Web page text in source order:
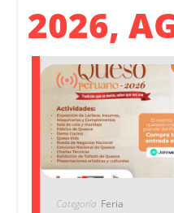
2026,
Categoría Feria